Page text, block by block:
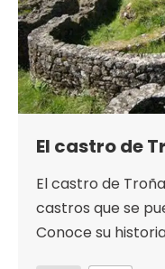
El castro de
El castro de
castros que se
Conoce su